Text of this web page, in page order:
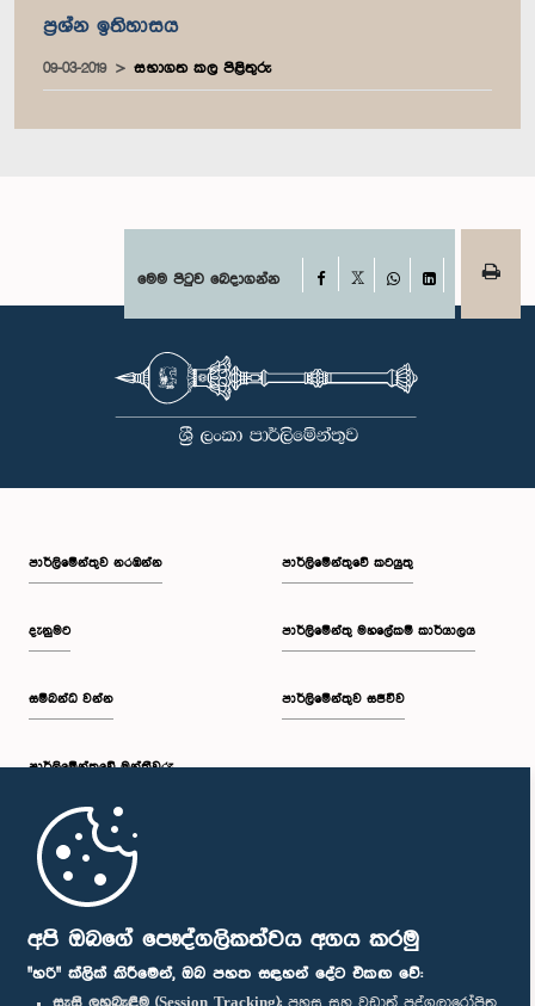
අපි ඔබගේ පෞද්ගලිකත්වය අගය කරමු
"හරි" ක්ලික් කිරීමෙන්, ඔබ පහත සඳහන් දේට එකඟ වේ:
ප්‍රශ්න ඉතිහාසය
09-03-2019 සභාගත කල පිළිතුරු
මෙම පිටුව බෙදාගන්න Facebook
WhatsAppLinkedIn
පාර්ලි‌මේන්තුව නරඹන්න
දැනුමට
සම්බන්ධ වන්න
පාර්ලි‌මේන්තුවේ මන්ත්‍රීවරු
මුල් පිටුව
පාර්ලිමේන්තුවේ කටයුතු
පාර්ලිමේන්තු මහලේකම් කාර්යාලය
පාර්ලිමේන්තුව සජීවීව
පාර්ලිමේන්තු ජංගම යෙදුම